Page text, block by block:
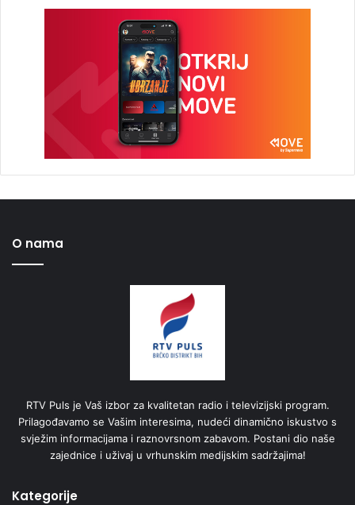
O nama
RTV Puls je Vaš izbor za kvalitetan radio i televizijski program.
Prilagođavamo se Vašim interesima, nudeći dinamično iskustvo s
svježim informacijama i raznovrsnom zabavom. Postani dio naše
zajednice i uživaj u vrhunskim medijskim sadržajima!
Kategorije